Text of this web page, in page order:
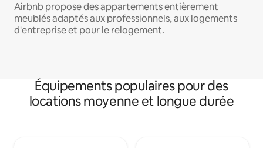
Airbnb propose des appartements entièrement
meublés adaptés aux professionnels, aux logements
d'entreprise et pour le relogement.
Équipements populaires pour des
locations moyenne et longue durée